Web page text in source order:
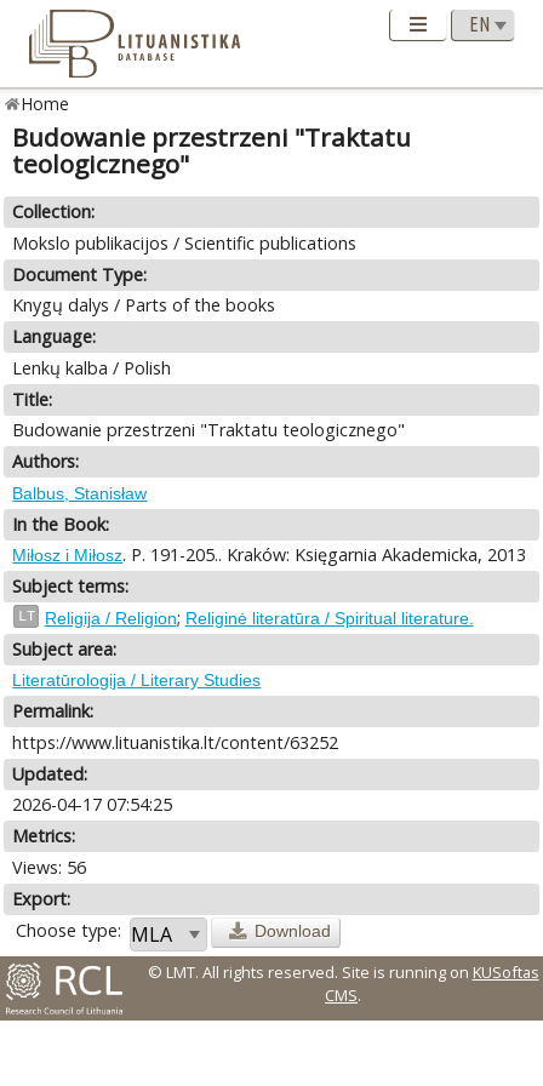
Home
Budowanie przestrzeni "Traktatu
teologicznego"
Collection:
Mokslo publikacijos / Scientific publications
Document Type:
Knygų dalys / Parts of the books
Language:
Lenkų kalba / Polish
Title:
Budowanie przestrzeni "Traktatu teologicznego"
Authors:
Balbus, Stanisław
In the Book:
Miłosz i Miłosz. P. 191-205.. Kraków: Księgarnia Akademicka, 2013
Subject terms:
LT Religija / Religion; Religinė literatūra / Spiritual literature.
Subject area:
Literatūrologija / Literary Studies
Permalink:
https://www.lituanistika.lt/content/63252
Updated:
2026-04-17 07:54:25
Metrics:
Views: 56
Export:
Choose type:
Download
© LMT. All rights reserved. Site is running on KUSoftas
CMS.